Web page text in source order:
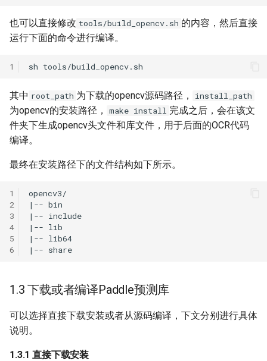
也可以直接修改 tools/build_opencv.sh 的内容，然后直接
运行下面的命令进行编译。
1 sh
其中 root_path 为下载的opencv源码路径， install_path
为opencv的安装路径， make install 完成之后，会在该文
件夹下生成opencv头文件和库文件，用于后面的OCR代码
编译。
最终在安装路径下的文件结构如下所示。
1
2
3
4
5
6
1.3 下载或者编译Paddle预测库
可以选择直接下载安装或者从源码编译，下文分别进行具体
说明。
1.3.1 直接下载安装